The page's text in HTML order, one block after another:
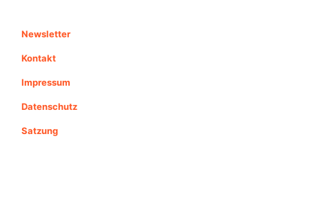
Newsletter
Kontakt
Impressum
Datenschutz
Satzung